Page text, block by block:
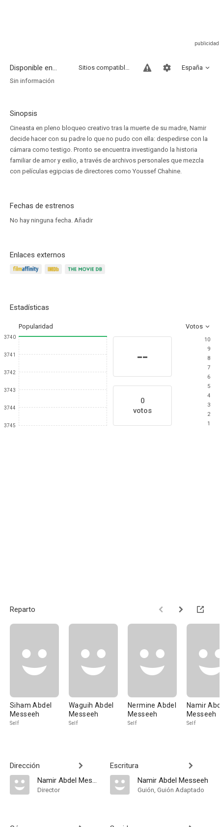
Disponible en... España
Sitios compatibles
Sin información
Sinopsis
Cineasta en pleno bloqueo creativo tras la muerte de su madre, Namir
decide hacer con su padre lo que no pudo con ella: despedirse con la
cámara como testigo. Pronto se encuentra investigando la historia
familiar de amor y exilio, a través de archivos personales que mezcla
con películas egipcias de directores como Youssef Chahine.
Fechas de estrenos
No hay ninguna fecha. Añadir
Enlaces externos
Estadísticas
Popularidad Votos
3740
3741
3742
3743
3744
3745
--
0
votos
10
9
8
7
6
5
4
3
2
1
Reparto
Siham Abdel
Messeeh
Self
Waguih Abdel
Messeeh
Self
Nermine Abdel
Messeeh
Self
Namir
Messeeh
Self
Dirección
Namir Abdel Messeeh
Director
Escritura
Namir Abdel Messeeh
Guión, Guión Adaptado